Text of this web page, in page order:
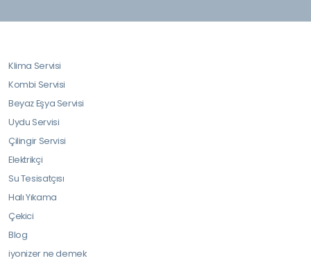
Klima Servisi
Kombi Servisi
Beyaz Eşya Servisi
Uydu Servisi
Çilingir Servisi
Elektrikçi
Su Tesisatçısı
Halı Yıkama
Çekici
Blog
iyonizer ne demek